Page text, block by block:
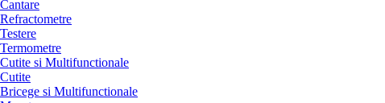
Cantare
Refractometre
Testere
Termometre
Cutite si Multifunctionale
Cutite
Bricege si Multifunctionale